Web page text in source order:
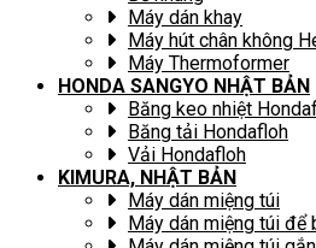
Máy dán khay
Máy hút chân không
Máy Thermoformer
HONDA SANGYO NHẬT BẢN
Băng keo nhiệt
Băng tải Hondafloh
Vải Hondafloh
KIMURA, NHẬT BẢN
Máy dán miệng túi
Máy dán miệng túi để